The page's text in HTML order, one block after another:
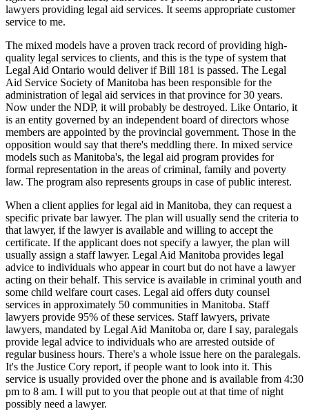
lawyers providing legal aid services. It seems appropriate customer
service to me.
The mixed models have a proven track record of providing high-
quality legal services to clients, and this is the type of system that
Legal Aid Ontario would deliver if Bill 181 is passed. The Legal
Aid Service Society of Manitoba has been responsible for the
administration of legal aid services in that province for 30 years.
Now under the NDP, it will probably be destroyed. Like Ontario, it
is an entity governed by an independent board of directors whose
members are appointed by the provincial government. Those in the
opposition would say that there's meddling there. In mixed service
models such as Manitoba's, the legal aid program provides for
formal representation in the areas of criminal, family and poverty
law. The program also represents groups in case of public interest.
When a client applies for legal aid in Manitoba, they can request a
specific private bar lawyer. The plan will usually send the criteria to
that lawyer, if the lawyer is available and willing to accept the
certificate. If the applicant does not specify a lawyer, the plan will
usually assign a staff lawyer. Legal Aid Manitoba provides legal
advice to individuals who appear in court but do not have a lawyer
acting on their behalf. This service is available in criminal youth and
some child welfare court cases. Legal aid offers duty counsel
services in approximately 50 communities in Manitoba. Staff
lawyers provide 95% of these services. Staff lawyers, private
lawyers, mandated by Legal Aid Manitoba or, dare I say, paralegals
provide legal advice to individuals who are arrested outside of
regular business hours. There's a whole issue here on the paralegals.
It's the Justice Cory report, if people want to look into it. This
service is usually provided over the phone and is available from 4:30
pm to 8 am. I will put to you that people out at that time of night
possibly need a lawyer.